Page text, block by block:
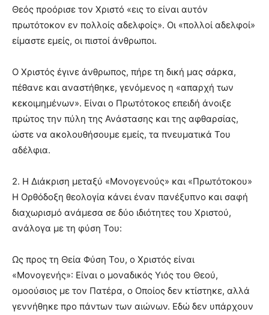
Θεός προόρισε τον Χριστό «εις το είναι αυτόν
πρωτότοκον εν πολλοίς αδελφοίς». Οι «πολλοί αδελφοί»
είμαστε εμείς, οι πιστοί άνθρωποι.
Ο Χριστός έγινε άνθρωπος, πήρε τη δική μας σάρκα,
πέθανε και αναστήθηκε, γενόμενος η «απαρχή των
κεκοιμημένων». Είναι ο Πρωτότοκος επειδή άνοιξε
πρώτος την πύλη της Ανάστασης και της αφθαρσίας,
ώστε να ακολουθήσουμε εμείς, τα πνευματικά Του
αδέλφια.
2. Η Διάκριση μεταξύ «Μονογενούς» και «Πρωτότοκου»
Η Ορθόδοξη θεολογία κάνει έναν πανέξυπνο και σαφή
διαχωρισμό ανάμεσα σε δύο ιδιότητες του Χριστού,
ανάλογα με τη φύση Του:
Ως προς τη Θεία Φύση Του, ο Χριστός είναι
«Μονογενής»: Είναι ο μοναδικός Υιός του Θεού,
ομοούσιος με τον Πατέρα, ο Οποίος δεν κτίστηκε, αλλά
γεννήθηκε προ πάντων των αιώνων. Εδώ δεν υπάρχουν